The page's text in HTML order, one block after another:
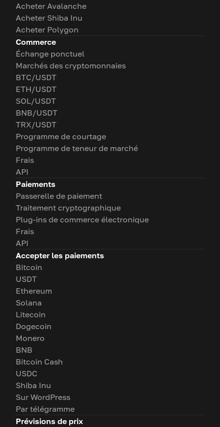
Acheter Avalanche
Acheter Shiba Inu
Acheter Polygon
Commerce
Échange ponctuel
Marchés des cryptomonnaies
BTC/USDT
ETH/USDT
SOL/USDT
BNB/USDT
TRX/USDT
Programme de courtage
Programme de teneur de marché
Frais
API
Paiements
Passerelle de paiement
Traitement cryptographique
Plug-ins de commerce électronique
Frais
API
Accepter les paiements
Bitcoin
USDT
Ethereum
Solana
Litecoin
Dogecoin
Monero
BNB
Bitcoin Cash
USDC
Shiba Inu
Sur WordPress
Par télégramme
Prévisions de prix